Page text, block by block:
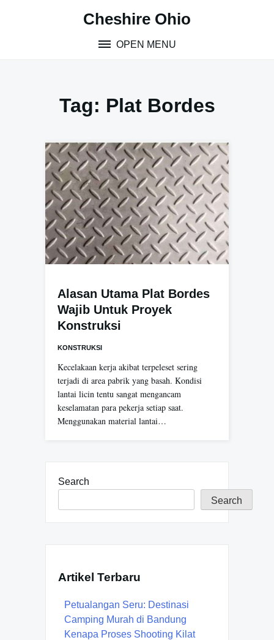
Cheshire Ohio
OPEN MENU
Tag: Plat Bordes
Alasan Utama Plat Bordes
Wajib Untuk Proyek
Konstruksi
KONSTRUKSI
Kecelakaan kerja akibat terpeleset sering
terjadi di area pabrik yang basah. Kondisi
lantai licin tentu sangat mengancam
keselamatan para pekerja setiap saat.
Menggunakan material lantai…
Search
Search
Artikel Terbaru
Petualangan Seru: Destinasi
Camping Murah di Bandung
Kenapa Proses Shooting Kilat